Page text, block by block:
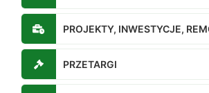
PROJEKTY, INWESTYCJE,
PRZETARGI